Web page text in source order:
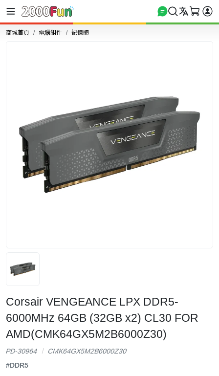
商城首頁 電腦組件 記憶體
Corsair VENGEANCE LPX DDR5-
6000MHz 64GB (32GB x2) CL30 FOR
AMD(CMK64GX5M2B6000Z30)
PD-30964
CMK64GX5M2B6000Z30
#DDR5